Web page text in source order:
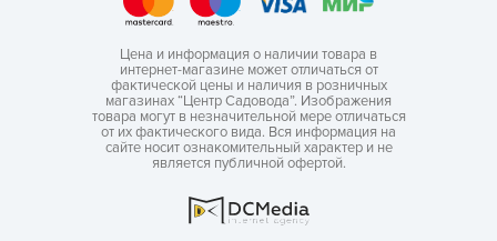
Цена и информация о наличии товара в
интернет-магазине может отличаться от
фактической цены и наличия в розничных
магазинах “Центр Садовода”. Изображения
товара могут в незначительной мере отличаться
от их фактического вида. Вся информация на
сайте носит ознакомительный характер и не
является публичной офертой.